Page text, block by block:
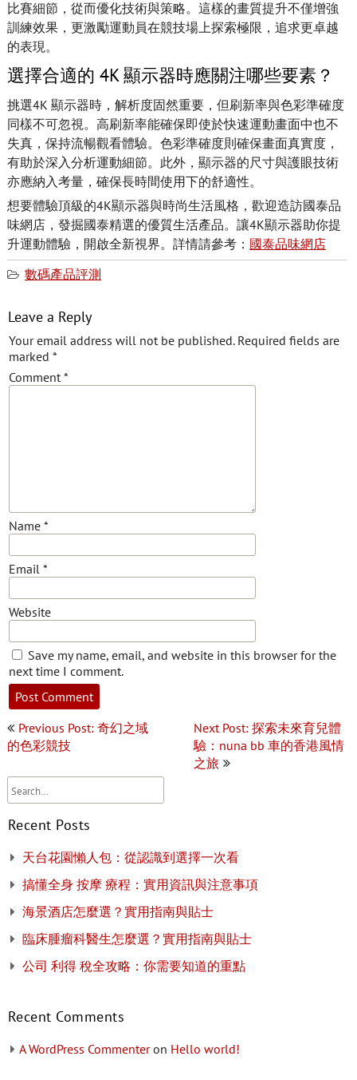
比賽細節，從而優化技術與策略。這樣的畫質提升不僅增強
訓練效果，更激勵運動員在競技場上探索極限，追求更卓越
的表現。
選擇合適的 4K 顯示器時應關注哪些要素？
挑選4K 顯示器時，解析度固然重要，但刷新率與色彩準確度
同樣不可忽視。高刷新率能確保即使於快速運動畫面中也不
失真，保持流暢觀看體驗。色彩準確度則確保畫面真實度，
有助於深入分析運動細節。此外，顯示器的尺寸與護眼技術
亦應納入考量，確保長時間使用下的舒適性。
想要體驗頂級的4K顯示器與時尚生活風格，歡迎造訪國泰品
味網店，發掘國泰精選的優質生活產品。讓4K顯示器助你提
升運動體驗，開啟全新視界。詳情請參考： 國泰品味網店
數碼產品評測
Leave a Reply
Your email address will not be published. Required fields are
marked *
Comment*
Name *
Email *
Website
Save my name, email, and website in this browser for the
next time I comment.
Post
navigation
Previous Post: 奇幻之域
的色彩競技
Next Post: 探索未來育兒體
驗：nuna bb 車的香港風情
之旅
Recent Posts
天台花園懶人包：從認識到選擇一次看
搞懂全身 按摩 療程：實用資訊與注意事項
海景酒店怎麼選？實用指南與貼士
臨床腫瘤科醫生怎麼選？實用指南與貼士
公司 利得 稅全攻略：你需要知道的重點
Recent Comments
A WordPress Commenteron Hello world!